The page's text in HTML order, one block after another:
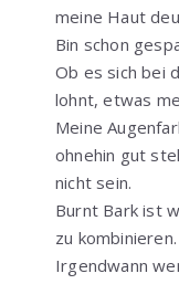
meine Haut
Bin schon
Ob es sich bei
lohnt, etwas
Meine
ohnehin gut
nicht sein.
Burnt Bark ist
zu kombinieren.
Irgendwann